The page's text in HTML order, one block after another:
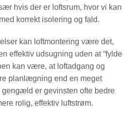
hvis der er loftsrum, hvor vi kan
korrekt isolering og fald.
kan loftmontering være det,
effektiv udsugning uden at “fylde
kan være, at loftadgang og
planlægning end en meget
er gevinsten ofte bedre
rolig, effektiv luftstrøm.